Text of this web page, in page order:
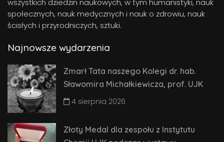
społecznych, nauk medycznych i nauk o zdrowiu, nauk
ścisłych i przyrodniczych, sztuki.
Najnowsze wydarzenia
Zmarł Tata naszego Kolegi dr. hab.
Sławomira Michałkiewicza, prof. UJK
4 sierpnia 2026
Złoty Medal dla zespołu z Instytutu